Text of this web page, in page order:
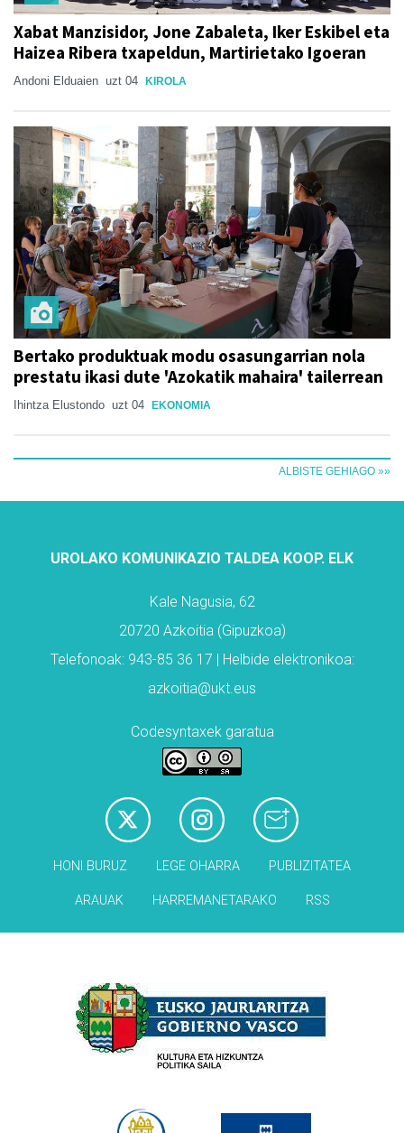
Xabat Manzisidor, Jone Zabaleta, Iker Eskibel eta
Haizea Ribera txapeldun, Martirietako Igoeran
Andoni Elduaien uzt 04 KIROLA
Bertako produktuak modu osasungarrian nola
prestatu ikasi dute 'Azokatik mahaira' tailerrean
Ihintza Elustondo uzt 04 EKONOMIA
ALBISTE GEHIAGO »»
UROLAKO KOMUNIKAZIO TALDEA KOOP. ELK
Kale Nagusia, 62
20720 Azkoitia (Gipuzkoa)
Telefonoak: 943-85 36 17 | Helbide elektronikoa:
azkoitia@ukt.eus
Codesyntaxek garatua
HONI BURUZ LEGE OHARRA PUBLIZITATEA
ARAUAK HARREMANETARAKO RSS